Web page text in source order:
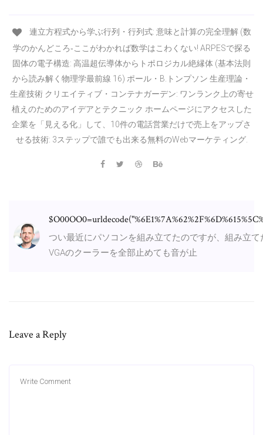
連立方程式から学ぶ行列・行列式: 意味と計算の完全理解 (数
学のかんどころ‐ここがわかれば数学はこわくない! ARPESで探る
固体の電子構造: 高温超伝導体からトポロジカル絶縁体 (基本法則
から読み解く物理学最前線 16) ポール・B.トンプソン 生産理論・
生産技術 クリエイティブ・コンテナガーデン: ワンランク上の寄せ
植えのためのアイデアとテクニック ホームページにアクセスした
企業を「見える化」して、10件の電話営業だけで売上をアップさ
せる技術: 3ステップで誰でも出来る無料のWebマーケティング.
つい最近にパソコンを組み立てたのですが、組み立
VGAのクーラーを全部止めても音が止
Leave a Reply